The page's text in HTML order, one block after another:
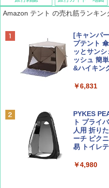
ディズニ
誌] (ＤＩ
￥713
￥1,500
D40 地球
力的な町
￥2,079
￥2,479
Amazon テント の売れ筋ランキン
[キャンパ
プテント
ッとサン
ッシュ 簡
&ハイキン
￥6,831
PYKES
ト プライ
人用 折り
ーチ ピク
易 トイレ
￥4,980